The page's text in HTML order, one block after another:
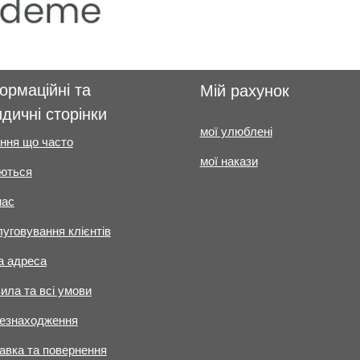
та
сторінки
що часто
клієнтів
адреса
та всі умови
та повернення
Мій рахунок
мої улюблені
мої накази